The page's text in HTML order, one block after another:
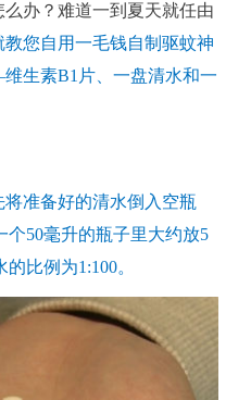
办？难道一到夏天就任由
您自用一毛钱自制驱蚊神
生素B1片、一盘清水和一
准备好的清水倒入空瓶
50毫升的瓶子里大约放5
比例为1:100。